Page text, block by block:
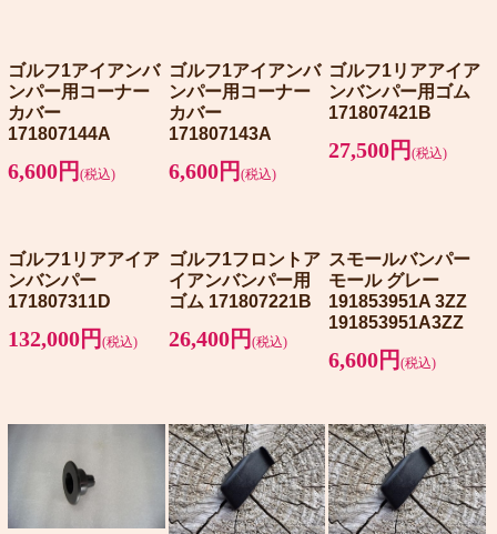
ゴルフ1アイアンバ
ンパー用コーナー
カバー
171807144A
6,600円 (税込)
ゴルフ1アイアンバ
ンパー用コーナー
カバー
171807143A
6,600円 (税込)
ゴルフ1リアアイア
ンバンパー用ゴム
171807421B
27,500円(税込)
ゴルフ1リアアイア
ンバンパー
171807311D
132,000円 (税込)
ゴルフ1フロントア
イアンバンパー用
ゴム 171807221B
26,400円 (税込)
スモールバンパー
モール グレー
191853951A 3ZZ
191853951A3ZZ
6,600円(税込)